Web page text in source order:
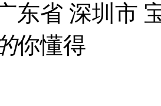
东省 深圳市
你懂得